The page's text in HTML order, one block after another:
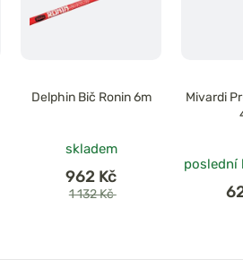
Delphin Bič Ronin 6m
skladem
962 Kč
1 132 Kč
Mivardi
poslední